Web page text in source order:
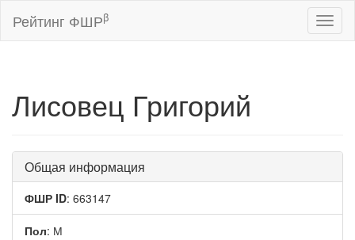
Рейтинг ФШРβ
Лисовец Григорий
Общая информация
ФШР ID: 663147
Пол: М